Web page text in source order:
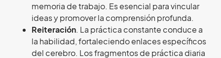
memoria de trabajo. Es esencial para vincular
ideas y promover la comprensión profunda.
Reiteración. La práctica constante conduce a
la habilidad, fortaleciendo enlaces específicos
del cerebro. Los fragmentos de práctica diaria